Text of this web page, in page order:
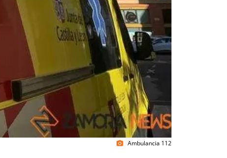
photo_camera Ambulancia 112